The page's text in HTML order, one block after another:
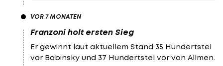
VOR 7 MONATEN
Franzoni holt ersten Sieg
Er gewinnt laut aktuellem Stand 35 Hundertstel
vor Babinsky und 37 Hundertstel vor von Allmen.